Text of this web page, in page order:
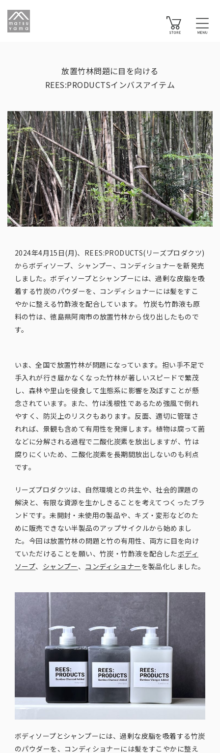
放置竹林問題に​目を​向ける
REES:PRODUCTSインバスアイテム
2024年4月15日(月)、REES:PRODUCTS(リーズプロダクツ)
からボディソープ、シャンプー、コンディショナーを新発売
しました。ボディソープとシャンプーには、過剰な皮脂を吸
着する竹炭のパウダーを、コンディショナーには髪をすこ
やかに整える竹酢液を配合しています。 竹炭も竹酢液も原
料の竹は、徳島県阿南市の放置竹林から伐り出したもので
す。
いま、全国で放置竹林が問題になっています。担い手不足で
手入れが行き届かなくなった竹林が著しいスピードで繁茂
し、森林や里山を侵食して生態系に影響を及ぼすことが懸
念されています。また、竹は浅根性であるため強風で倒れ
やすく、防災上のリスクもあります。反面、適切に管理さ
れれば、景観も含めて有用性を発揮します。植物は腐って菌
などに分解される過程で二酸化炭素を放出しますが、竹は
腐りにくいため、二酸化炭素を長期間放出しないのも利点
です。
リーズプロダクツは、自然環境との共生や、社会的課題の
解決と、有限な資源を生かしきることを考えてつくったブラ
ンドです。未開封・未使用の製品や、キズ・変形などのた
めに販売できない半製品のアップサイクルから始めまし
た。今回は放置竹林の問題と竹の有用性、両方に目を向け
ていただけることを願い、竹炭・竹酢液を配合したボディ
ソープ、 シャンプー、 コンディショナーを製品化しました。
ボディソープとシャンプーには、過剰な皮脂を吸着する竹炭
のパウダーを、コンディショナーには髪をすこやかに整え